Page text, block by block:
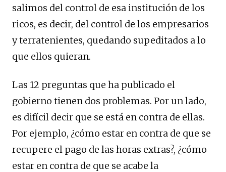
salimos del control de esa institución de los
ricos, es decir, del control de los empresarios
y terratenientes, quedando supeditados a lo
que ellos quieran.
Las 12 preguntas que ha publicado el
gobierno tienen dos problemas. Por un lado,
es difícil decir que se está en contra de ellas.
Por ejemplo, ¿cómo estar en contra de que se
recupere el pago de las horas extras?, ¿cómo
estar en contra de que se acabe la